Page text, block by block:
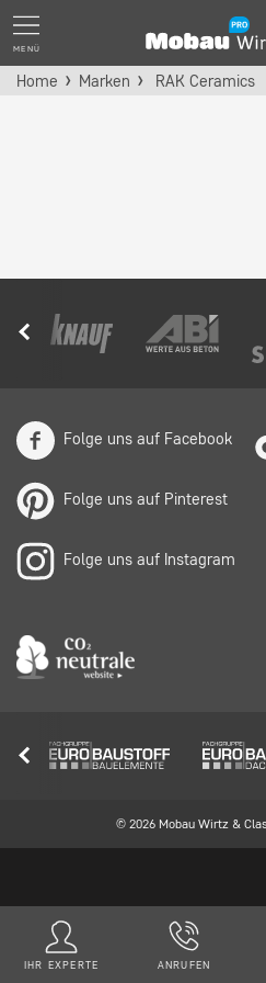
MENÜ
IHR EXPERTE ANRUFEN
Home Marken RAK Ceramics
Folge uns auf Facebook
Folge uns auf Pinterest
Folge uns auf Instagram
© 2026 Mobau Wirtz &